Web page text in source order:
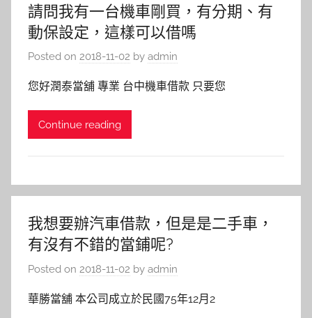
請問我有一台機車剛買，有分期、有
動保設定，這樣可以借嗎
Posted on 2018-11-02 by admin
您好潤泰當舖 專業 台中機車借款 只要您
Continue reading
我想要辦汽車借款，但是是二手車，
有沒有不錯的當鋪呢?
Posted on 2018-11-02 by admin
華勝當舖 本公司成立於民國75年12月2